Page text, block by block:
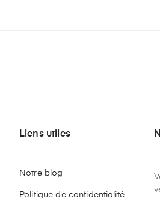
Liens utiles
Notre blog
Politique de confidentialité